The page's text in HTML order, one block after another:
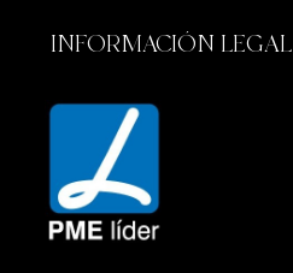
INFORMACIÓN LEGAL